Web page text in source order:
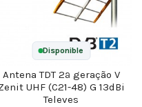
Disponible
Antena TDT 2ª geração V
UHF (C21-48) G 13dBi
Televes